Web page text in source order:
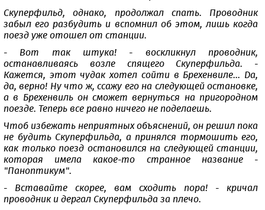
Скуперфильд, однако, продолжал спать. Проводник
забыл его разбудить и вспомнил об этом, лишь когда
поезд уже отошел от станции.
- Вот так штука! - воскликнул проводник,
останавливаясь возле спящего Скуперфильда. -
Кажется, этот чудак хотел сойти в Брехенвиле... Да,
да, верно! Ну что ж, ссажу его на следующей остановке,
а в Брехенвиль он сможет вернуться на пригородном
поезде. Теперь все равно ничего не поделаешь.
Чтоб избежать неприятных объяснений, он решил пока
не будить Скуперфильда, а принялся тормошить его,
как только поезд остановился на следующей станции,
которая имела какое-то странное название -
"Паноптикум".
- Вставайте скорее, вам сходить пора! - кричал
проводник и дергал Скуперфильда за плечо.